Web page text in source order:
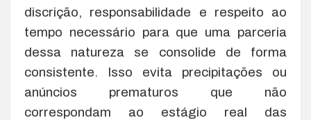
discrição, responsabilidade e respeito ao
tempo necessário para que uma parceria
dessa natureza se consolide de forma
consistente. Isso evita precipitações ou
anúncios prematuros que não
correspondam ao estágio real das